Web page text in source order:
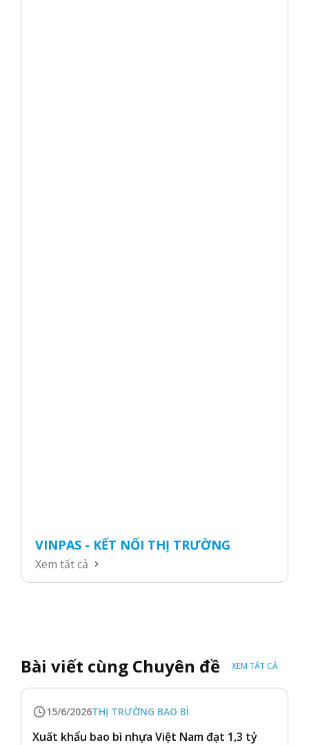
VINPAS - KẾT NỐI THỊ TRƯỜNG
Xem tất cả
Bài viết cùng Chuyên đề XEM TẤT CẢ
15/6/2026THỊ TRƯỜNG BAO BÌ
Xuất khẩu bao bì nhựa Việt Nam đạt 1,3 tỷ